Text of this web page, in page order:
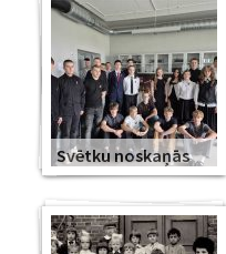
Svētku noskaņās